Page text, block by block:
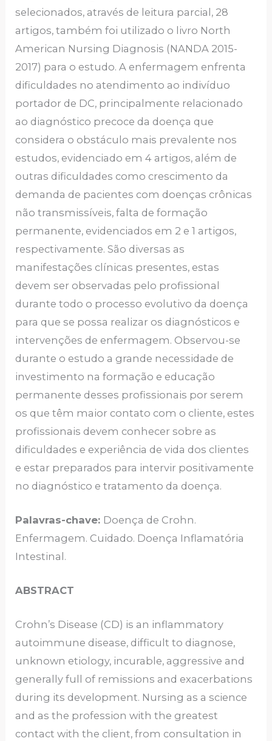
selecionados, através de leitura parcial, 28
artigos, também foi utilizado o livro North
American Nursing Diagnosis (NANDA 2015-
2017) para o estudo. A enfermagem enfrenta
dificuldades no atendimento ao indivíduo
portador de DC, principalmente relacionado
ao diagnóstico precoce da doença que
considera o obstáculo mais prevalente nos
estudos, evidenciado em 4 artigos, além de
outras dificuldades como crescimento da
demanda de pacientes com doenças crônicas
não transmissíveis, falta de formação
permanente, evidenciados em 2 e 1 artigos,
respectivamente. São diversas as
manifestações clínicas presentes, estas
devem ser observadas pelo profissional
durante todo o processo evolutivo da doença
para que se possa realizar os diagnósticos e
intervenções de enfermagem. Observou-se
durante o estudo a grande necessidade de
investimento na formação e educação
permanente desses profissionais por serem
os que têm maior contato com o cliente, estes
profissionais devem conhecer sobre as
dificuldades e experiência de vida dos clientes
e estar preparados para intervir positivamente
no diagnóstico e tratamento da doença.
Palavras-chave: Doença de Crohn.
Enfermagem. Cuidado. Doença Inflamatória
Intestinal.
ABSTRACT
Crohn’s Disease (CD) is an inflammatory
autoimmune disease, difficult to diagnose,
unknown etiology, incurable, aggressive and
generally full of remissions and exacerbations
during its development. Nursing as a science
and as the profession with the greatest
contact with the client, from consultation in